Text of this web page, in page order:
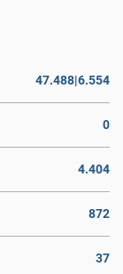
47.488|6.554
0
4.404
872
37